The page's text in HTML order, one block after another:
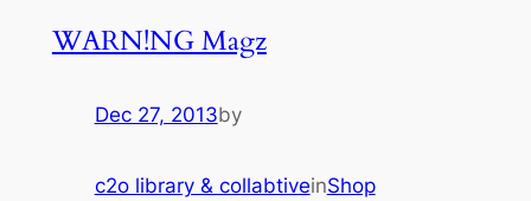
WARN!NG Magz
Dec 27, 2013by
c2o library & collabtiveinShop